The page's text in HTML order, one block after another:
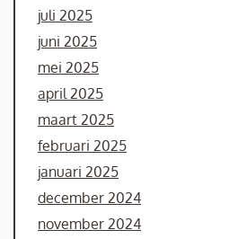
juli 2025
juni 2025
mei 2025
april 2025
maart 2025
februari 2025
januari 2025
december 2024
november 2024